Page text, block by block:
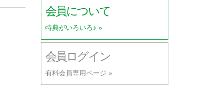
会員について
特典がいろいろ♪ »
会員ログイン
有料会員専用ページ »